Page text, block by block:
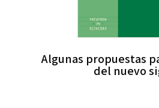
Algunas propuestas
del nuevo